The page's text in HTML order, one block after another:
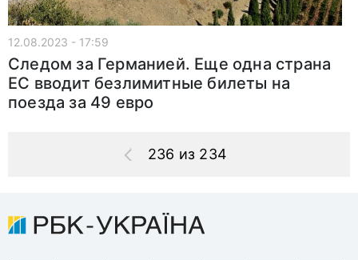
12.08.2023 - 17:59
Следом за Германией. Еще одна страна
ЕС вводит безлимитные билеты на
поезда за 49 евро
236 из 234